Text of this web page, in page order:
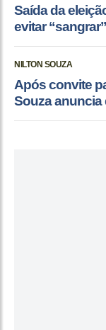
Saída da
evitar
NILTON SOUZA
Após convite
Souza anuncia